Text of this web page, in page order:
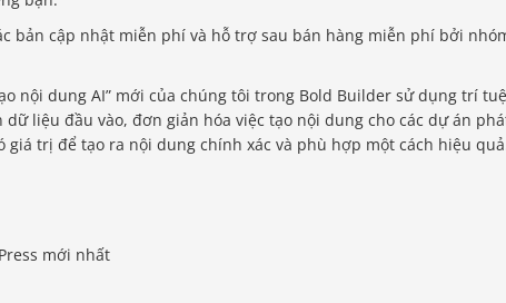
bản cập nhật miễn phí và hỗ trợ sau bán hàng miễn phí bởi
nội dung AI” mới của chúng tôi trong Bold Builder sử dụng trí tuệ
liệu đầu vào, đơn giản hóa việc tạo nội dung cho các dự án
giá trị để tạo ra nội dung chính xác và phù hợp một cách hiệu
mới nhất